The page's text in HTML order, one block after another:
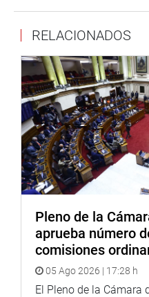
RELACIONADOS
Pleno de la
aprueba número
comisiones
05 Ago 2026 | 17:28 h
El Pleno de la Cámara